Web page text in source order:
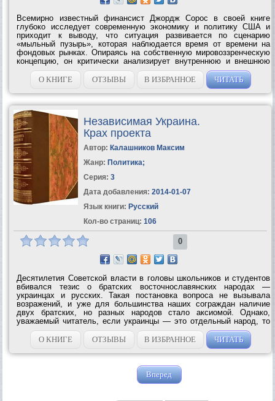
Всемирно известный финансист Джордж Сорос в своей книге
глубоко исследует современную экономику и политику США и
приходит к выводу, что ситуация развивается по сценарию
«мыльный пузырь», которая наблюдается время от времени на
фондовых рынках. Опираясь на собственную мировоззренческую
концепцию, он критически анализирует внутреннюю и внешнюю
политику Джорджа Буша и показывает ее пагубные последствия.
Автор приходит к выводу о...
О КНИГЕ ОТЗЫВЫ В ИЗБРАННОЕ ЧИТАТЬ
Независимая Украина.
Крах проекта
Автор: Калашников Максим
Жанр: Политика;
Серия: 3
Дата добавления: 2014-01-07
Язык книги: Русский
Кол-во страниц: 106
0
Десятилетия Советской власти в головы школьников и студентов
вбивался тезис о братских восточнославянских народах —
украинцах и русских. Такая постановка вопроса не вызывала
возражений, и уже для большинства наших сограждан наличие
двух братских, но разных народов стало аксиомой. Однако,
уважаемый читатель, если украинцы — это отдельный народ, то
попытайтесь тогда ответить на пару простых вопросов. Например,
когда появился на...
О КНИГЕ ОТЗЫВЫ В ИЗБРАННОЕ ЧИТАТЬ
Вперед